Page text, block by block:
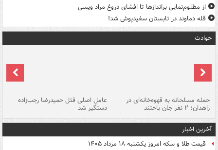
از مظلوم‌نمایی براندازها تا افشای دروغ مراد ویسی
قله دماوند در تابستان سفیدپوش شد!
حوادث
حمله مسلحانه به قهوه‌خانه‌ای در
زاهدان؛ ۲ نفر جان باختند
عامل اصلی قتل حمیدرضا رجب‌زاده
دستگیر شد
آخرین اخبار
قیمت طلا و سکه امروز یکشنبه ۱۸ مرداد ۱۴۰۵